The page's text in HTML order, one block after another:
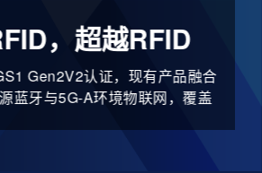
，超越RFID
Gen2V2认证，现有产品融合
蓝牙与5G‑A环境物联网，覆盖
、智慧零售、航空等领域